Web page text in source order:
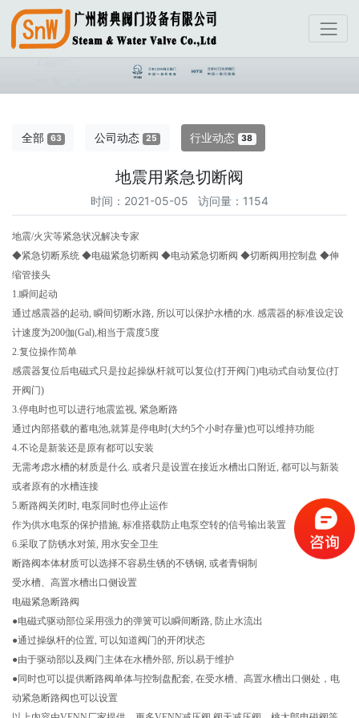
全部 63 公司动态 25 行业动态 38
地震用紧急切断阀
时间：2021-05-05 访问量：1154
地震/火灾等紧急状况解决专家
◆紧急切断系统 ◆电磁紧急切断阀 ◆电动紧急切断阀 ◆切断阀用控制盘 ◆伸
缩管接头
1.瞬间起动
通过感震器的起动, 瞬间切断水路, 所以可以保护水槽的水. 感震器的标准设定设
计速度为200伽(Gal),相当于震度5度
2.复位操作简单
感震器复位后电磁式只是拉起操纵杆就可以复位(打开阀门)电动式自动复位(打
开阀门)
3.停电时也可以进行地震监视, 紧急断路
通过内部搭载的蓄电池,就算是停电时(大约5个小时存量)也可以维持功能
4.不论是新装还是原有都可以安装
无需考虑水槽的材质是什么. 或者只是设置在接近水槽出口附近, 都可以与新装
或者原有的水槽连接
5.断路阀关闭时, 电泵同时也停止运作
作为供水电泵的保护措施, 标准搭载防止电泵空转的信号输出装置
6.采取了防锈水对策, 用水安全卫生
断路阀本体材质可以选择不容易生锈的不锈钢, 或者青铜制
受水槽、高置水槽出口侧设置
电磁紧急断路阀
●电磁式驱动部位采用强力的弹簧可以瞬间断路, 防止水流出
●通过操纵杆的位置, 可以知道阀门的开闭状态
●由于驱动部以及阀门主体在水槽外部, 所以易于维护
●同时也可以提供断路阀单体与控制盘配套, 在受水槽、高置水槽出口侧处，电
动紧急断路阀也可以设置